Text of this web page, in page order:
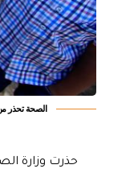
الصحة تحذر من
حذرت وزارة